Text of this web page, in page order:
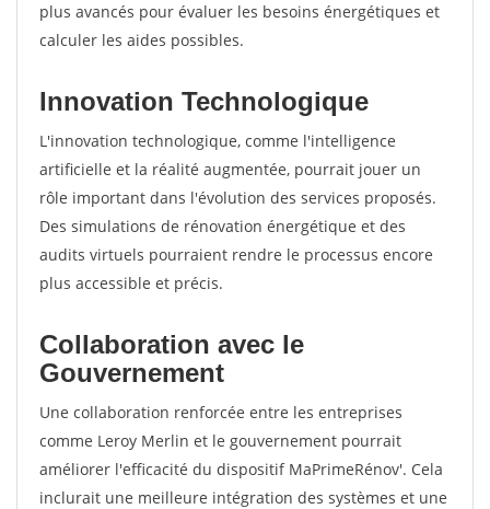
plus avancés pour évaluer les besoins énergétiques et
calculer les aides possibles.
Innovation Technologique
L'innovation technologique, comme l'intelligence
artificielle et la réalité augmentée, pourrait jouer un
rôle important dans l'évolution des services proposés.
Des simulations de rénovation énergétique et des
audits virtuels pourraient rendre le processus encore
plus accessible et précis.
Collaboration avec le
Gouvernement
Une collaboration renforcée entre les entreprises
comme Leroy Merlin et le gouvernement pourrait
améliorer l'efficacité du dispositif MaPrimeRénov'. Cela
inclurait une meilleure intégration des systèmes et une